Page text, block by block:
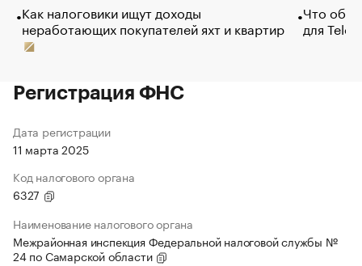
Как налоговики ищут доходы
неработающих покупателей яхт и квартир
Что
для
Регистрация ФНС
Дата регистрации
11 марта 2025
Код налогового органа
6327
Наименование налогового органа
Межрайонная инспекция Федеральной налоговой службы №
24 по Самарской области